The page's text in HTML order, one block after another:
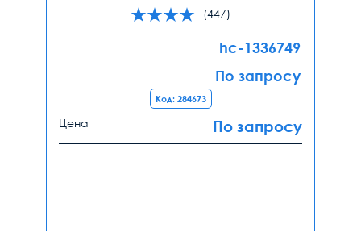
(447)
hc-1336749
По запросу
Код: 284673
Цена По запросу